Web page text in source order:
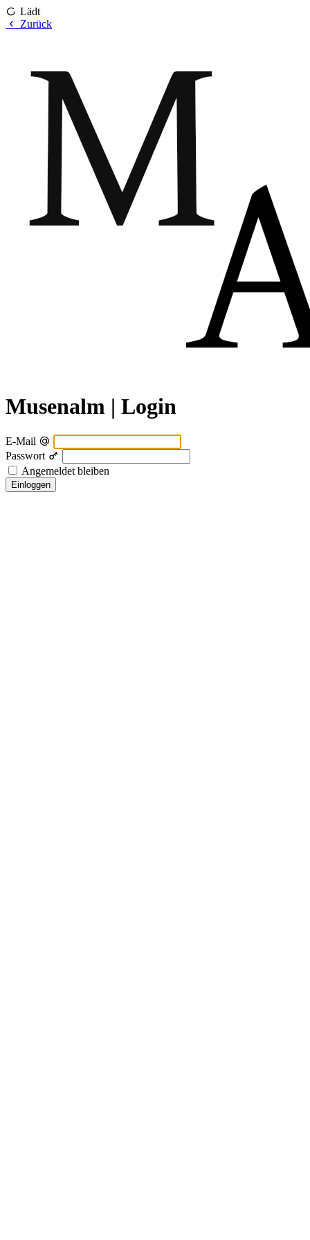
Lädt
Zurück
Musenalm | Login
E-Mail
Passwort
Angemeldet bleiben
Einloggen